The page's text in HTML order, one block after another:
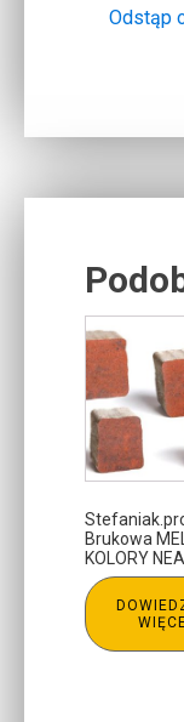
Odstąp
Brukowa
KOLORY